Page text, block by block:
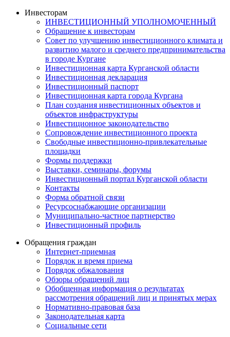
Инвесторам
ИНВЕСТИЦИОННЫЙ УПОЛНОМОЧЕННЫЙ
Обращение к инвесторам
Совет по улучшению инвестиционного климата и
развитию малого и среднего предпринимательства
в городе Кургане
Инвестиционная карта Курганской области
Инвестиционная декларация
Инвестиционный паспорт
Инвестиционная карта города Кургана
План создания инвестиционных объектов и
объектов инфраструктуры
Инвестиционное законодательство
Сопровождение инвестиционного проекта
Свободные инвестиционно-привлекательные
площадки
Формы поддержки
Выставки, семинары, форумы
Инвестиционный портал Курганской области
Контакты
Форма обратной связи
Ресурсоснабжающие организации
Муниципально-частное партнерство
Инвестиционный профиль
Обращения граждан
Интернет-приемная
Порядок и время приема
Порядок обжалования
Обзоры обращений лиц
Обобщенная информация о результатах
рассмотрения обращений лиц и принятых мерах
Нормативно-правовая база
Законодательная карта
Социальные сети